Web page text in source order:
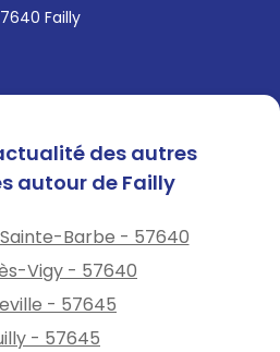
Failly
des autres
autour de Failly
Barbe - 57640
Vigy - 57640
- 57645
- 57645